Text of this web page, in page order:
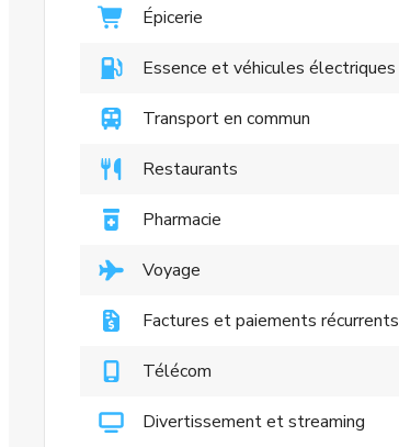
Épicerie
Essence et véhicules électriques
Transport en commun
Restaurants
Pharmacie
Voyage
Factures et paiements récurrents
Télécom
Divertissement et streaming